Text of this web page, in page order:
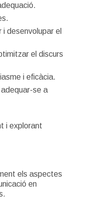
desenvolupar el
el discurs
i eficàcia.
adequar-se a
i explorant
els aspectes
en